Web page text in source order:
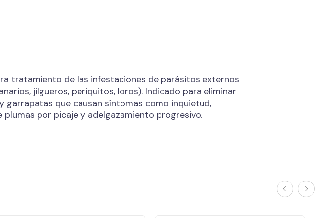
tratamiento de las infestaciones de parásitos externos
jilgueros, periquitos, loros). Indicado para eliminar
garrapatas que causan síntomas como inquietud,
plumas por picaje y adelgazamiento progresivo.